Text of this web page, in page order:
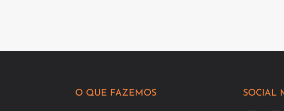
O QUE FAZEMOS SOCIAL